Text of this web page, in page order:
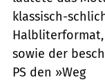
klassisch-
sowie der
PS den »Weg